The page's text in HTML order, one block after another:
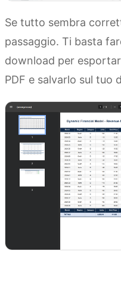
Se tutto sembra
passaggio. Ti basta
download per
PDF e salvarlo sul tuo